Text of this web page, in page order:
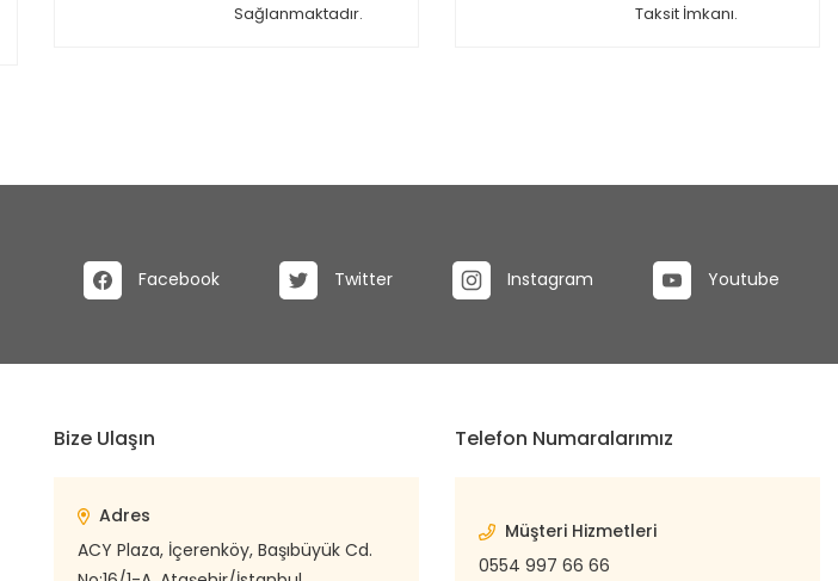
Sağlanmaktadır.
Taksit İmkanı.
Facebook Twitter Instagram Youtube
Bize Ulaşın
Adres
ACY Plaza, İçerenköy, Başıbüyük Cd.
Telefon Numaralarımız
Müşteri Hizmetleri
0554 997 66 66